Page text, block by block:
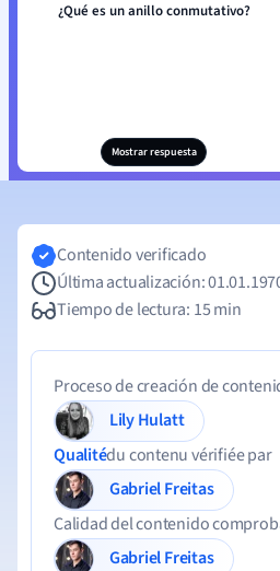
¿Qué es un anillo conmutativo?
Mostrar respuesta
Contenido verificado
Última actualización:
Tiempo de lectura: 15 min
Proceso de creación de
Lily Hulatt
Qualitédu contenu vérifiée par
Gabriel Freitas
Calidad del contenido
Gabriel Freitas